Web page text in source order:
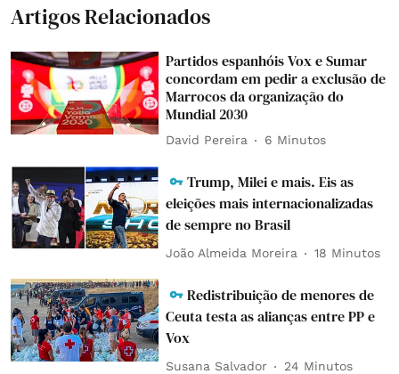
Artigos Relacionados
Partidos espanhóis Vox e Sumar
concordam em pedir a exclusão de
Marrocos da organização do
Mundial 2030
David Pereira 6 Minutos
Trump, Milei e mais. Eis as
eleições mais internacionalizadas
de sempre no Brasil
João Almeida Moreira 18 Minutos
Redistribuição de menores de
Ceuta testa as alianças entre PP e
Vox
Susana Salvador 24 Minutos